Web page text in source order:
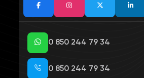
0 850 244 79 34
0 850 244 79 34